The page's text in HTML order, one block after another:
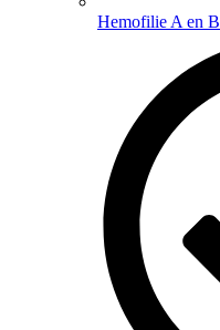
Hemofilie A en B